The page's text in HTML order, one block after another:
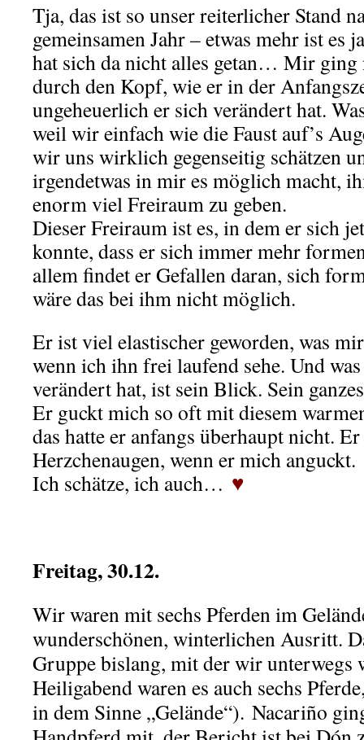
Tja, das ist so unser reiterlicher Stand
gemeinsamen Jahr – etwas mehr ist es
hat sich da nicht alles getan… Mir ging
durch den Kopf, wie er in der
ungeheuerlich er sich verändert hat.
weil wir einfach wie die Faust auf’s
wir uns wirklich gegenseitig schätzen
irgendetwas in mir es möglich macht,
enorm viel Freiraum zu geben.
Dieser Freiraum ist es, in dem er sich
konnte, dass er sich immer mehr
allem findet er Gefallen daran, sich
wäre das bei ihm nicht möglich.
Er ist viel elastischer geworden, was
wenn ich ihn frei laufend sehe. Und
verändert hat, ist sein Blick. Sein
Er guckt mich so oft mit diesem
das hatte er anfangs überhaupt nicht.
Herzchenaugen, wenn er mich anguckt.
Ich schätze, ich auch… ♥
Freitag, 30.12.
Wir waren mit sechs Pferden im
wunderschönen, winterlichen Ausritt.
Gruppe bislang, mit der wir unterwegs
Heiligabend waren es auch sechs
in dem Sinne „Gelände“). Nacariño